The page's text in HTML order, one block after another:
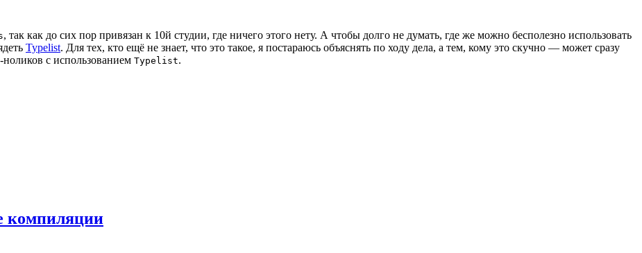
, так как до сих пор привязан к 10й студии, где ничего этого нету. А чтобы долго не думать, где же можно бесполезно использовать
Typelist. Для тех, кто ещё не знает, что это такое, я постараюсь объяснять по ходу дела, а тем, кому это скучно — может сразу
с использованием Typelist.
компиляции